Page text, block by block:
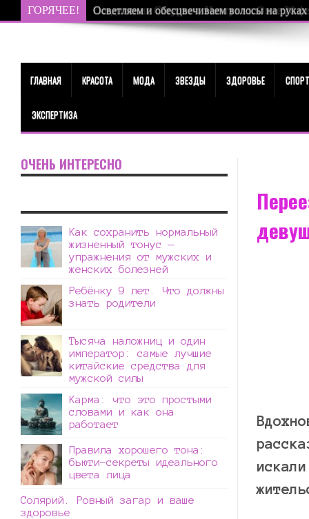
ГОРЯЧЕЕ! Осветляем и обесцвечиваем волосы на руках
ГЛАВНАЯ КРАСОТА МОДА ЗВЕЗДЫ ЗДОРОВЬЕ СПОРТ
ЭКСПЕРТИЗА
ОЧЕНЬ ИНТЕРЕСНО
Как сохранить нормальный
жизненный тонус —
упражнения от мужских и
женских болезней
Ребёнку 9 лет. Что должны
знать родители
Тысяча наложниц и один
император: самые лучшие
китайские средства для
мужской силы
Карма: что это простыми
словами и как она
работает
Правила хорошего тона:
бьюти-секреты идеального
цвета лица
Солярий. Ровный загар и ваше
здоровье